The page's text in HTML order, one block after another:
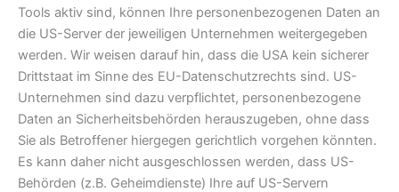
Tools aktiv sind, können Ihre personenbezogenen Daten an
die US-Server der jeweiligen Unternehmen weitergegeben
werden. Wir weisen darauf hin, dass die USA kein sicherer
Drittstaat im Sinne des EU-Datenschutzrechts sind. US-
Unternehmen sind dazu verpflichtet, personenbezogene
Daten an Sicherheitsbehörden herauszugeben, ohne dass
Sie als Betroffener hiergegen gerichtlich vorgehen könnten.
Es kann daher nicht ausgeschlossen werden, dass US-
Behörden (z.B. Geheimdienste) Ihre auf US-Servern